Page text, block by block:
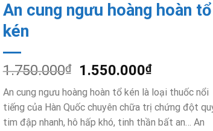
An cung ngưu hoàng hoàn tổ
kén
1.750.000₫ 1.550.000₫
An cung ngưu hoàng hoàn tổ kén là loại thuốc nổi
tiếng của Hàn Quốc chuyên chữa trị chứng đột
tim đập nhanh, hô hấp khó, tinh thần bất an… An